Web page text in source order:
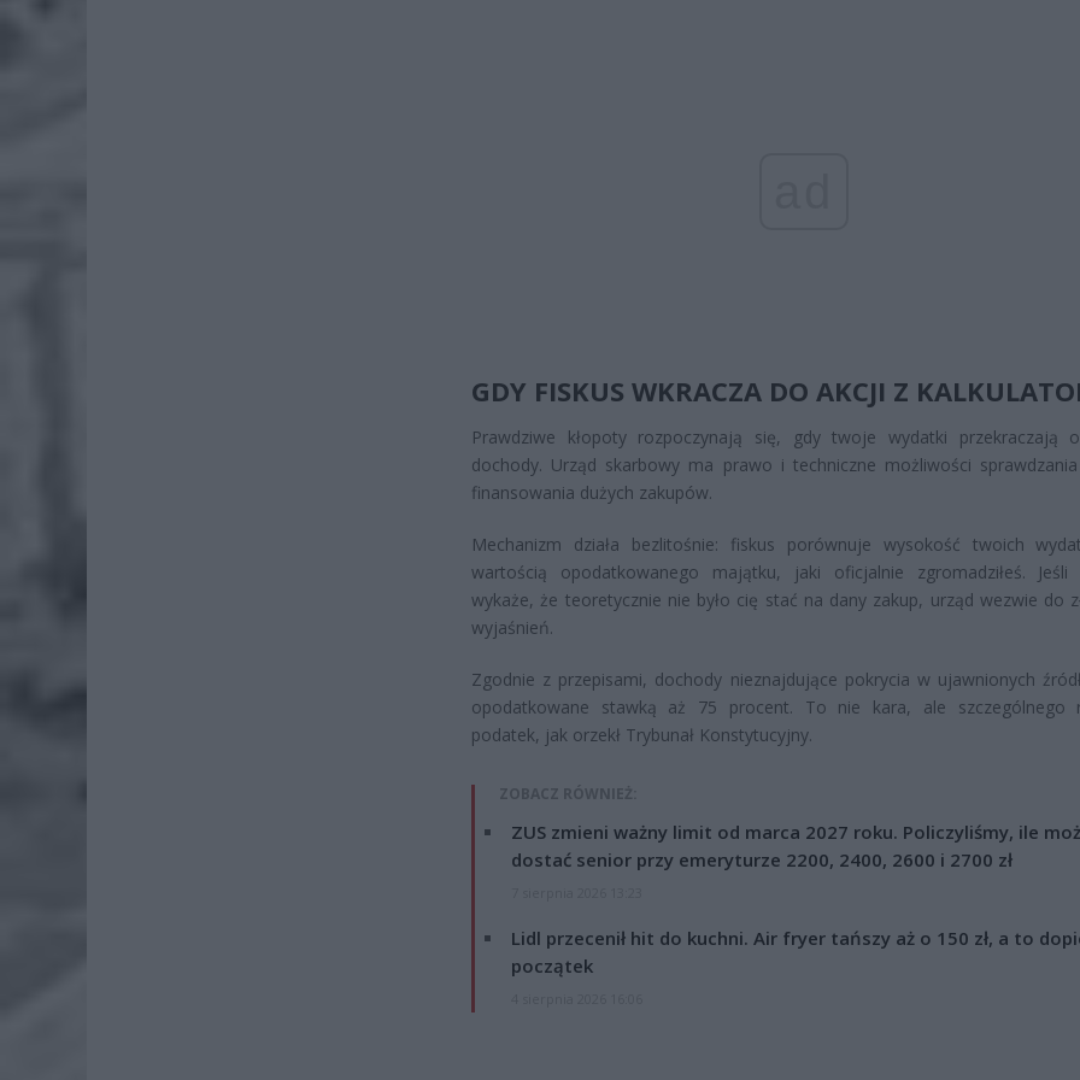
GDY FISKUS WKRACZA DO AKCJI Z
Prawdziwe kłopoty rozpoczynają się, gdy twoje wydatki przekraczają
dochody. Urząd skarbowy ma prawo i techniczne możliwości sprawdzania
finansowania dużych zakupów.
Mechanizm działa bezlitośnie: fiskus porównuje wysokość twoich
wartością opodatkowanego majątku, jaki oficjalnie zgromadziłeś. Jeśli
wykaże, że teoretycznie nie było cię stać na dany zakup, urząd wezwie do
wyjaśnień.
Zgodnie z przepisami, dochody nieznajdujące pokrycia w ujawnionych
opodatkowane stawką aż 75 procent. To nie kara, ale szczególnego
podatek, jak orzekł Trybunał Konstytucyjny.
ZOBACZ RÓWNIEŻ:
ZUS zmieni ważny limit od marca 2027 roku. Policzyliśmy, ile
dostać senior przy emeryturze 2200, 2400, 2600 i 2700 zł
Lidl przecenił hit do kuchni. Air fryer tańszy aż o 150 zł, a to
początek